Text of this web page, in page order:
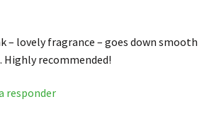
– lovely fragrance – goes down smooth
Highly recommended!
responder